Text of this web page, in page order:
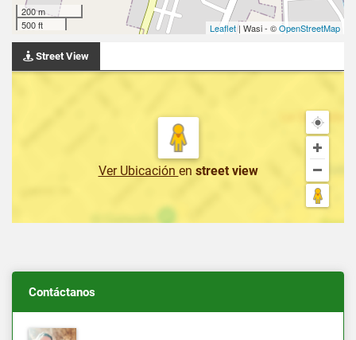
200 m
500 ft
Leaflet | Wasi - ©OpenStreetMap
Street View
Ver Ubicación en street view
Contáctanos